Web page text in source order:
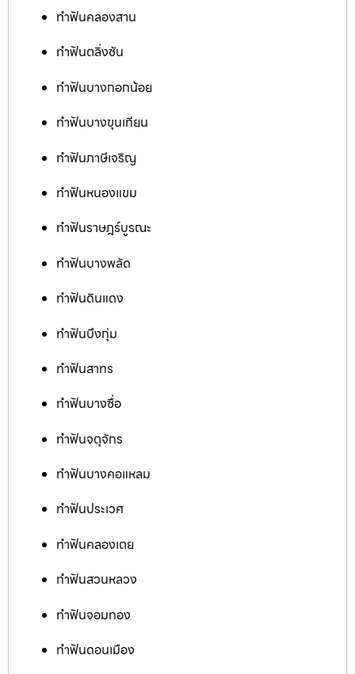
ทำฟันคลองสาน
ทำฟันตลิ่งชัน
ทำฟันบางกอกน้อย
ทำฟันบางขุนเทียน
ทำฟันภาษีเจริญ
ทำฟันหนองแขม
ทำฟันราษฎร์บูรณะ
ทำฟันบางพลัด
ทำฟันดินแดง
ทำฟันบึงกุ่ม
ทำฟันสาทร
ทำฟันบางซื่อ
ทำฟันจตุจักร
ทำฟันบางคอแหลม
ทำฟันประเวศ
ทำฟันคลองเตย
ทำฟันสวนหลวง
ทำฟันจอมทอง
ทำฟันดอนเมือง